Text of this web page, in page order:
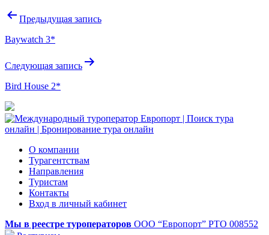
Навигация
записям
Предыдущая запись
Baywatch 3*
Следующая запись
Bird House 2*
О компании
Турагентствам
Направления
Туристам
Контакты
Вход в личный кабинет
Мы в реестре туроператоров ООО “Европорт” РТО 008552